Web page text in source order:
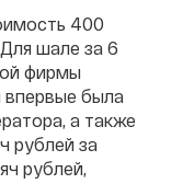
400
шале за 6
фирмы
впервые была
а также
рублей за
рублей,